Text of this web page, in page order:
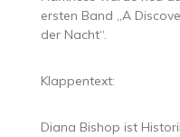
ersten Band „A
der Nacht“.
Klappentext:
Diana Bishop ist